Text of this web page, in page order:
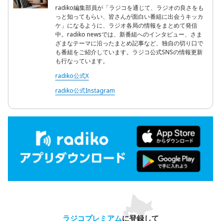
radiko編集部員が「ラジコを通じて、ラジオの良さをも
っと知ってもらい、皆さんが面白い番組に出会うキッカ
ケ」になるように、ラジオ各局の情報をまとめて発信
中。radiko newsでは、新番組へのインタビュー、さま
ざまなテーマに沿ったまとめ記事など、独自の切り口で
も番組をご紹介しています。ラジコ公式SNSの情報更新
も行なっています。
radiko公式X
radiko公式Instagram
ラジコプレミアムに登録して